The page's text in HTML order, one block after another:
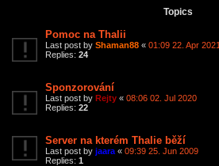
Topics
Pomoc na Thalii
Last post by Shaman88 « 01:09 22. Apr 2021
Replies: 24
Sponzorování
Last post by Rejty « 08:06 02. Jul 2020
Replies: 22
Server na kterém Thalie běží
Last post by jaara « 09:39 25. Jun 2009
Replies: 1